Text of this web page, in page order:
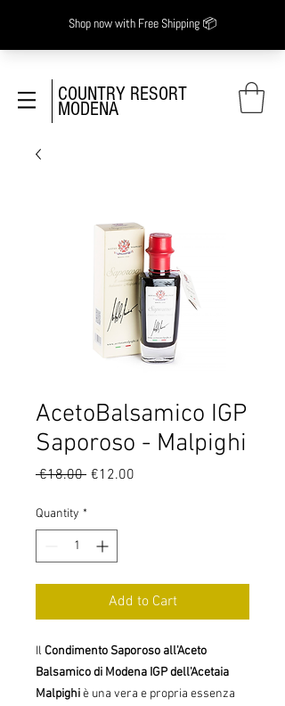
COUNTRY RESORT
MODENA
AcetoBalsamico IGP
Saporoso - Malpighi
€18.00 Regular
€12.00
Quantity *
Add to Cart
Il Condimento Saporoso all'Aceto
Balsamico di Modena IGP dell'Acetaia
Malpighiè una vera e propria essenza